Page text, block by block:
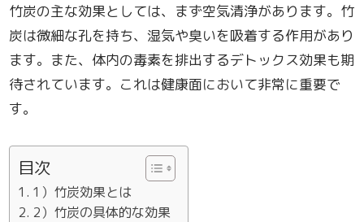
竹炭の主な効果としては、まず空気清浄があります。竹
炭は微細な孔を持ち、湿気や臭いを吸着する作用があり
ます。また、体内の毒素を排出するデトックス効果も期
待されています。これは健康面において非常に重要で
す。
目次
1）竹炭効果とは
2）竹炭の具体的な効果